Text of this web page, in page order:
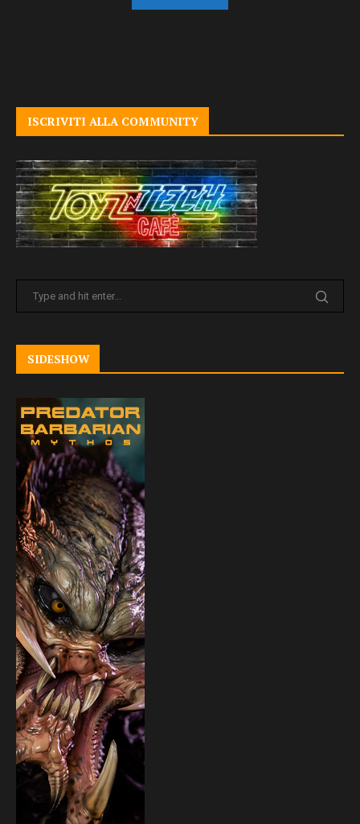
ISCRIVITI ALLA COMMUNITY
SIDESHOW